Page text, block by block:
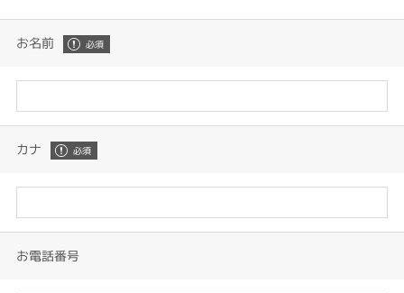
お名前
カナ
お電話番号